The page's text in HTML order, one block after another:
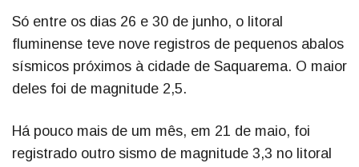
Só entre os dias 26 e 30 de junho, o litoral
fluminense teve nove registros de pequenos abalos
sísmicos próximos à cidade de Saquarema. O maior
deles foi de magnitude 2,5.
Há pouco mais de um mês, em 21 de maio, foi
registrado outro sismo de magnitude 3,3 no litoral